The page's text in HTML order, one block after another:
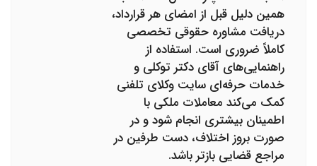
همین دلیل قبل از امضای هر قرارداد،
دریافت مشاوره حقوقی تخصصی
کاملاً ضروری است. استفاده از
راهنمایی‌های آقای دکتر توکلی و
خدمات حرفه‌ای سایت وکلای تلفنی
کمک می‌کند معاملات ملکی با
اطمینان بیشتری انجام شود و در
صورت بروز اختلاف، دست طرفین در
مراجع قضایی بازتر باشد.